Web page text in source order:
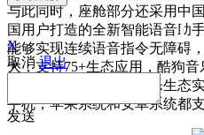
与此同时，座舱部分还采用中
国用户打造的全新智能语音助
能够实现连续语音指令无障碍
大；支持75+生态应用，酷狗
拉雅、乐听等常见的娱乐生态
手机，苹果系统和安卓系统都
X
取消 退出
发送